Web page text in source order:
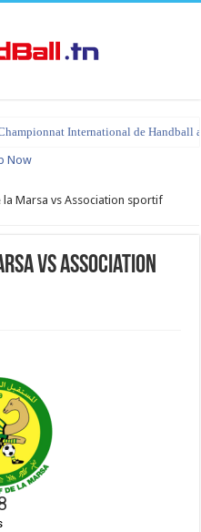
International de Handball
Marsa vs Association sportif
vs Association